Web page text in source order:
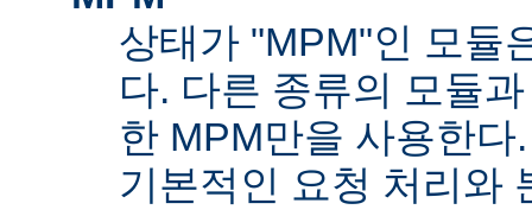
상태가 "MPM"인 모듈
다. 다른 종류의 모듈
한 MPM만을 사용한
기본적인 요청 처리와